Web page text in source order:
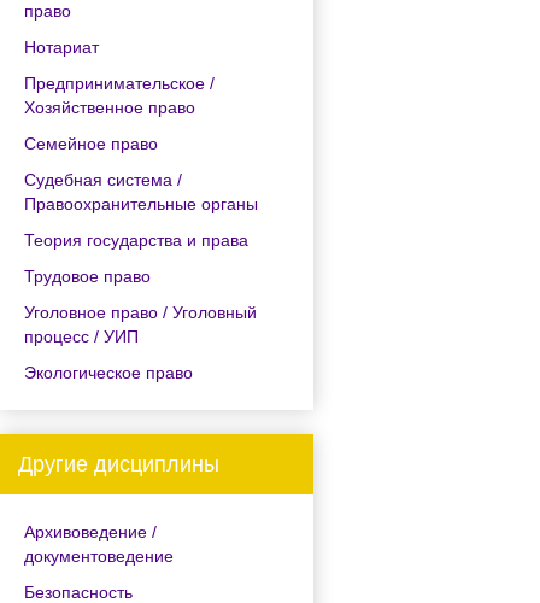
право
Нотариат
Предпринимательское /
Хозяйственное право
Семейное право
Судебная система /
Правоохранительные органы
Теория государства и права
Трудовое право
Уголовное право / Уголовный
процесс / УИП
Экологическое право
Другие дисциплины
Архивоведение /
документоведение
Безопасность